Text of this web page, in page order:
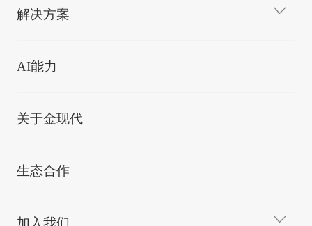
解决方案
AI能力
关于金现代
生态合作